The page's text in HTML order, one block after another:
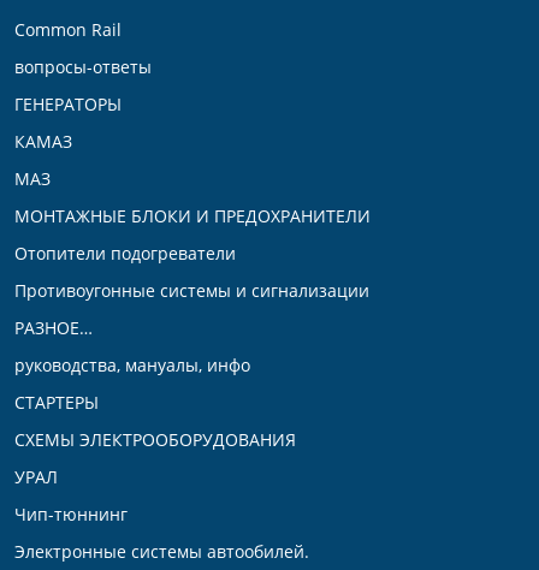
Common Rail
вопросы-ответы
ГЕНЕРАТОРЫ
КАМАЗ
МАЗ
МОНТАЖНЫЕ БЛОКИ И ПРЕДОХРАНИТЕЛИ
Отопители подогреватели
Противоугонные системы и сигнализации
РАЗНОЕ…
руководства, мануалы, инфо
СТАРТЕРЫ
СХЕМЫ ЭЛЕКТРООБОРУДОВАНИЯ
УРАЛ
Чип-тюннинг
Электронные системы автообилей.